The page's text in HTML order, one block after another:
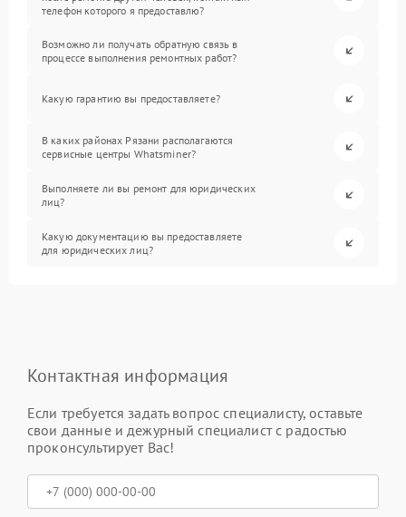
телефон которого я предоставлю?
Возможно ли получать обратную связь в
процессе выполнения ремонтных работ?
Какую гарантию вы предоставляете?
В каких районах Рязани располагаются
сервисные центры Whatsminer?
Выполняете ли вы ремонт для юридических
лиц?
Какую документацию вы предоставляете
для юридических лиц?
Контактная информация
Если требуется задать вопрос специалисту, оставьте
свои данные и дежурный специалист с радостью
проконсультирует Вас!